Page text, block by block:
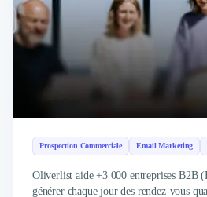
Externalisation Administrative
Direction Financière Externalisée (DAF)
Transactions Services
Restructuring
Propriété Intellectuelle (IP/IT)
Banque
Gestion de trésorerie
Recouvrement
Prospection Commerciale Email Marketing
Oliverlist aide +3 000 entreprises
générer chaque jour des rendez-vous